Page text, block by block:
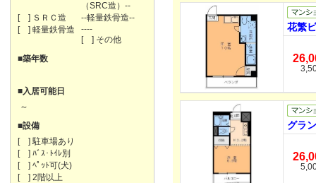
（SRC造）--
[ ] ＳＲＣ造
--軽量鉄骨造--
[ ] 軽量鉄骨造
----
[ ] その他
■築年数
■入居可能日
～
■設備
[ ] 駐車場あり
[ ] ﾊﾞｽ･ﾄｲﾚ別
[ ] ﾍﾟｯﾄ可(犬)
[ ] 2階以上
花繁
グラ